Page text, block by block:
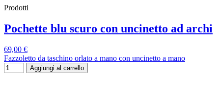
Prodotti
Pochette blu scuro con uncinetto ad archi
69,00 €
Fazzoletto da taschino orlato a mano con uncinetto a mano
Aggiungi al carrello